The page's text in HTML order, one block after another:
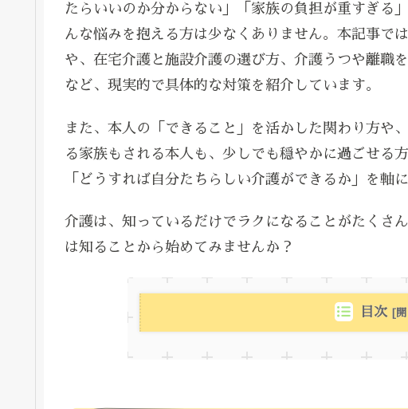
たらいいのか分からない」「家族の負担が重すぎ
んな悩みを抱える方は少なくありません。本記事で
や、在宅介護と施設介護の選び方、介護うつや離職
など、現実的で具体的な対策を紹介しています。
また、本人の「できること」を活かした関わり方や
る家族もされる本人も、少しでも穏やかに過ごせる
「どうすれば自分たちらしい介護ができるか」を軸
介護は、知っているだけでラクになることがたくさ
は知ることから始めてみませんか？
目次